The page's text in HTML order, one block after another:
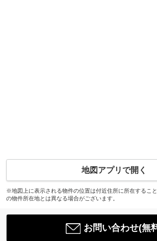
地図アプリで開く
※地図上に表示される物件の位置は付近住所に所在するこ
の物件所在地とは異なる場合がございます。
お問い合わせ(無